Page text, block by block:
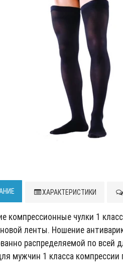
ХАРАКТЕРИСТИКИ
компрессионные чулки 1
ленты. Ношение
распределяемой по всей
мужчин 1 класса